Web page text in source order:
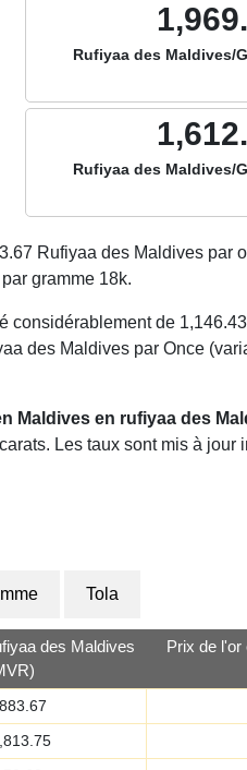
Rufiyaa des Maldives/
Rufiyaa des Maldives/
Rufiyaa des Maldives par
par gramme 18k.
considérablement de
des Maldives par Once
Maldives en rufiyaa des
Les taux sont mis à jour
Tola
des Maldives
Prix de l'or